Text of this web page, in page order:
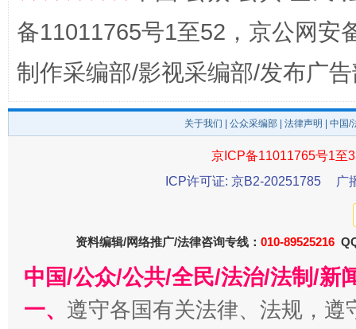
备11011765号1至52，京公网安
制作采编部/影视采编部/发布广
关于我们 公众采编部 法律声明 | 中国
京ICP备11011765号1至
ICP许可证: 京B2-20251785
广
资料编辑/网络推广/法律咨询专线： 010-89525216
中国/公众/公共/全民/法治/法制/新
一、 遵守各国有关法律、法规，